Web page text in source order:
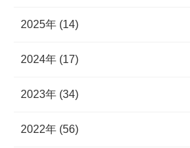
2025年 (14)
2024年 (17)
2023年 (34)
2022年 (56)